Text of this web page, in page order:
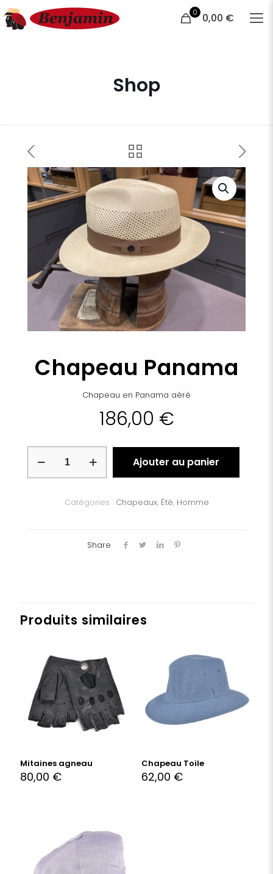
0 0,00 €
Shop
Chapeau Panama
Chapeau en Panama aéré
186,00 €
Ajouter au panier
Catégories : Chapeaux, Été, Homme
Share
Produits similaires
Mitaines agneau
80,00 €
Chapeau Toile
62,00 €